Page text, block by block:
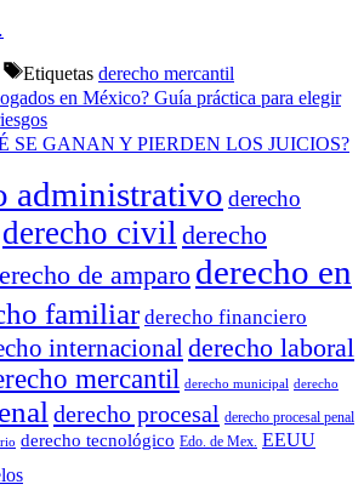
Etiquetas derecho mercantil
en México? Guía práctica para elegir
SE GANAN Y PIERDEN LOS JUICIOS?
administrativo derecho
derecho civil derecho
de amparoderecho en
familiar derecho financiero
internacional derecho laboral
mercantil derecho municipal derecho
derecho procesal derecho procesal penal
derecho tecnológico Edo. de Mex. EEUU